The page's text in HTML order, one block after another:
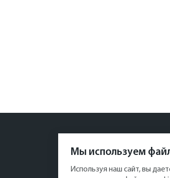
Мы используем
Используя наш сайт, вы